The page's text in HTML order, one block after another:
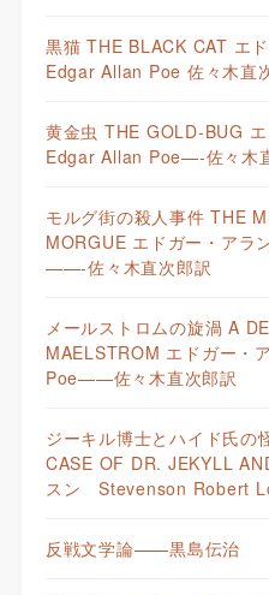
黒猫 THE BLACK CAT エ
Edgar Allan Poe 佐々木直
黄金虫 THE GOLD-BUG
Edgar Allan Poe—-佐々木
モルグ街の殺人事件 THE
MORGUE エドガー・ア
——-佐々木直次郎訳
メールストロムの旋渦 A
MAELSTROM エドガー
Poe——佐々木直次郎訳
ジーキル博士とハイド氏の
CASE OF DR. JEKYLL
スン Stevenson Robert
反戦文学論——黒島伝治